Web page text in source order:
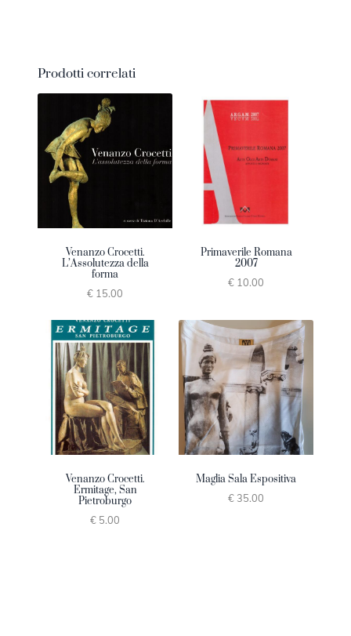
Prodotti correlati
Venanzo Crocetti.
L’Assolutezza della
forma
€ 15.00
Primaverile Romana
2007
€ 10.00
Venanzo Crocetti.
Ermitage, San
Pietroburgo
€ 5.00
Maglia Sala Espositiva
€ 35.00